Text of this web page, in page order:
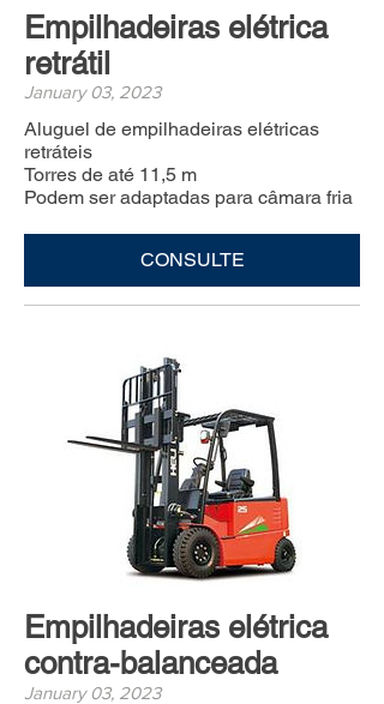
Empilhadeiras elétrica
retrátil
January 03, 2023
Aluguel de empilhadeiras elétricas
retráteis
Torres de até 11,5 m
Podem ser adaptadas para câmara fria
CONSULTE
Empilhadeiras elétrica
contra-balanceada
January 03, 2023